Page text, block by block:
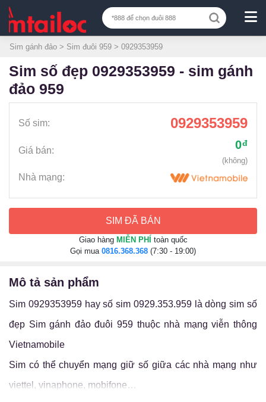
Sim gánh đảo > Sim đuôi 959 > 0929353959
sim số đẹp 0929353959 - sim gánh
đảo 959
Số sim: 0929353959
Giá bán: 0đ
(không)
Nhà mạng:
SIM ĐÃ BÁN
Giao hàng MIỄN PHÍ toàn quốc
Gọi mua 0816.368.368 (7:30 - 19:00)
mô tả sản phẩm
Sim 0929353959 hay số sim 0929.353.959 là dòng sim số
đẹp Sim gánh đảo đuôi 959 thuộc nhà mạng viễn thông
Vietnamobile
Sim có thể chuyển mạng giữ số giữa các nhà mạng như
viettel, vinaphone, mobifone…